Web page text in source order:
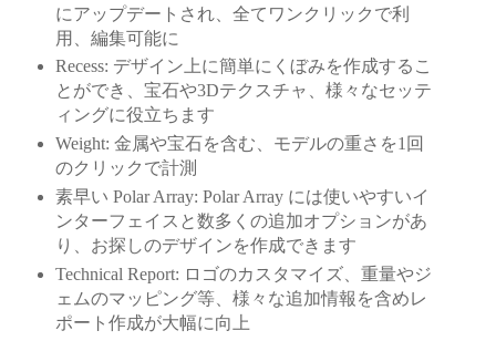
にアップデートされ、全てワンクリックで利
用、編集可能に
Recess: デザイン上に簡単にくぼみを作成するこ
とができ、宝石や3Dテクスチャ、様々なセッテ
ィングに役立ちます
Weight: 金属や宝石を含む、モデルの重さを1回
のクリックで計測
素早い Polar Array: Polar Array には使いやすいイ
ンターフェイスと数多くの追加オプションがあ
り、お探しのデザインを作成できます
Technical Report: ロゴのカスタマイズ、重量やジ
ェムのマッピング等、様々な追加情報を含めレ
ポート作成が大幅に向上